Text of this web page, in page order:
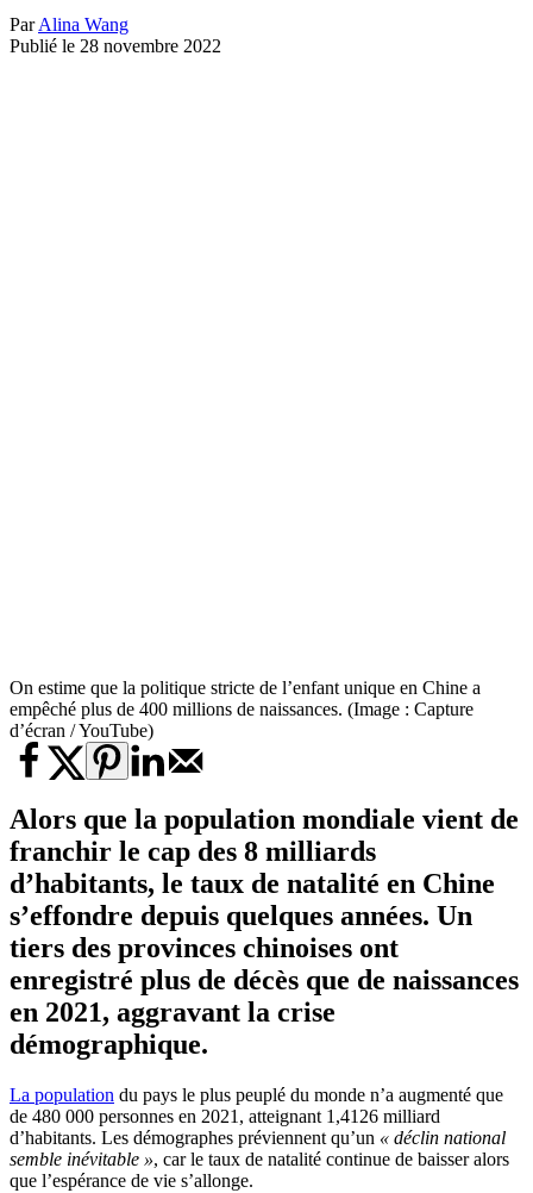
ParAlina Wang
Publié le 28 novembre 2022
On estime que la politique stricte de l’enfant unique en Chine a
empêché plus de 400 millions de naissances. (Image : Capture
d’écran / YouTube)
Alors que la population mondiale vient de
franchir le cap des 8 milliards
d’habitants, le taux de natalité en Chine
s’effondre depuis quelques années. Un
tiers des provinces chinoises ont
enregistré plus de décès que de naissances
en 2021, aggravant la crise
démographique.
La population du pays le plus peuplé du monde n’a augmenté que
de 480 000 personnes en 2021, atteignant 1,4126 milliard
d’habitants. Les démographes préviennent qu’un « déclin national
semble inévitable », car le taux de natalité continue de baisser alors
que l’espérance de vie s’allonge.